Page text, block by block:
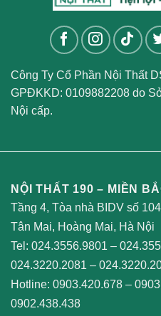
Công Ty Cổ Phần Nội Thất
GPĐKKD: 0109882208 do
Nội cấp.
NỘI THẤT 190 – MIỀN
Tầng 4, Tòa nhà BIDV số
Tân Mai, Hoàng Mai, Hà Nội
Tel: 024.3556.9801 –
024.3220.2081 –
Hotline: 0903.420.678 –
0902.438.438